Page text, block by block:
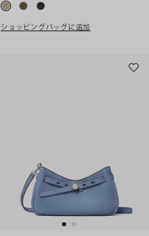
ショッピングバッグに追加